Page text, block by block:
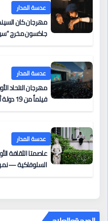
عدسة المدار
جاكسون مخرج
عدسة المدار
فيلماً من 19 دولة أوروبية بالدخول المجاني
عدسة المدار
السلوفاكية —